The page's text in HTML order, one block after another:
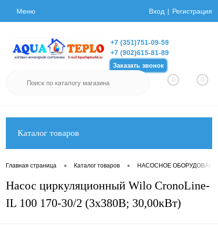
Меню Вход Регистрация
+7 (351)751-09-59
+7 (902)615-81-89
Заказать звонок
0 0
Каталог товаров
Главная страница • Каталог товаров • НАСОСНОЕ
Насос циркуляционный Wilo CronoLine-
IL 100 170-30/2 (3х380В; 30,00кВт)